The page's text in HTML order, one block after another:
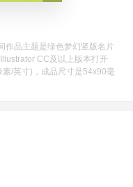
作品主题是绿色梦幻竖版名片
CC及以上版本打开
/英寸)，成品尺寸是54x90毫